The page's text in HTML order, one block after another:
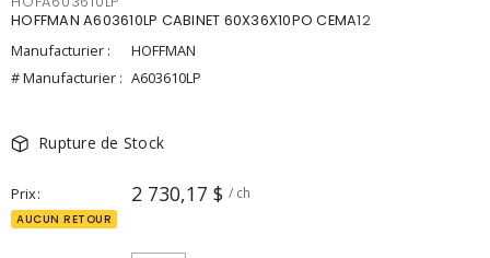
HOFFMAN A603610LP CABINET 60X36X10PO CEMA12
Manufacturier :
HOFFMAN
# Manufacturier : A603610LP
Rupture de Stock
Prix 2 730,17 $ / ch
AUCUN RETOUR